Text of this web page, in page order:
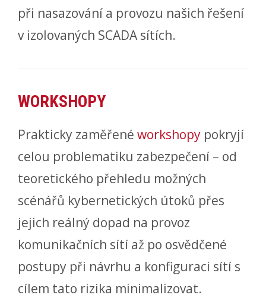
při nasazování a provozu našich řešení
v izolovaných SCADA sítích.
WORKSHOPY
Prakticky zaměřené workshopy pokryjí
celou problematiku zabezpečení – od
teoretického přehledu možných
scénářů kybernetických útoků přes
jejich reálný dopad na provoz
komunikačních sítí až po osvědčené
postupy při návrhu a konfiguraci sítí s
cílem tato rizika minimalizovat.